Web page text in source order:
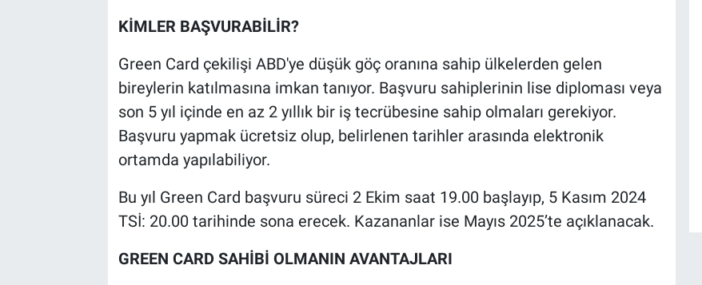
KİMLER BAŞVURABİLİR?
Green Card çekilişi ABD'ye düşük göç oranına sahip ülkelerden gelen
bireylerin katılmasına imkan tanıyor. Başvuru sahiplerinin lise diploması veya
son 5 yıl içinde en az 2 yıllık bir iş tecrübesine sahip olmaları gerekiyor.
Başvuru yapmak ücretsiz olup, belirlenen tarihler arasında elektronik
ortamda yapılabiliyor.
Bu yıl Green Card başvuru süreci 2 Ekim saat 19.00 başlayıp, 5 Kasım 2024
TSİ: 20.00 tarihinde sona erecek. Kazananlar ise Mayıs 2025’te açıklanacak.
GREEN CARD SAHİBİ OLMANIN AVANTAJLARI